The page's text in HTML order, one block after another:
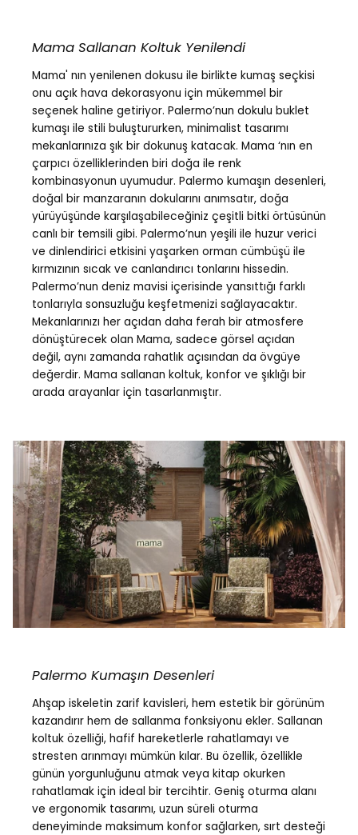
Mama Sallanan Koltuk Yenilendi
Mama' nın yenilenen dokusu ile birlikte kumaş seçkisi
onu açık hava dekorasyonu için mükemmel bir
seçenek haline getiriyor. Palermo’nun dokulu buklet
kumaşı ile stili buluştururken, minimalist tasarımı
mekanlarınıza şık bir dokunuş katacak. Mama ‘nın en
çarpıcı özelliklerinden biri doğa ile renk
kombinasyonun uyumudur. Palermo kumaşın desenleri,
doğal bir manzaranın dokularını anımsatır, doğa
yürüyüşünde karşılaşabileceğiniz çeşitli bitki örtüsünün
canlı bir temsili gibi. Palermo’nun yeşili ile huzur verici
ve dinlendirici etkisini yaşarken orman cümbüşü ile
kırmızının sıcak ve canlandırıcı tonlarını hissedin.
Palermo’nun deniz mavisi içerisinde yansıttığı farklı
tonlarıyla sonsuzluğu keşfetmenizi sağlayacaktır.
Mekanlarınızı her açıdan daha ferah bir atmosfere
dönüştürecek olan Mama, sadece görsel açıdan
değil, aynı zamanda rahatlık açısından da övgüye
değerdir. Mama sallanan koltuk, konfor ve şıklığı bir
arada arayanlar için tasarlanmıştır.
Palermo Kumaşın Desenleri
Ahşap iskeletin zarif kavisleri, hem estetik bir görünüm
kazandırır hem de sallanma fonksiyonu ekler. Sallanan
koltuk özelliği, hafif hareketlerle rahatlamayı ve
stresten arınmayı mümkün kılar. Bu özellik, özellikle
günün yorgunluğunu atmak veya kitap okurken
rahatlamak için ideal bir tercihtir. Geniş oturma alanı
ve ergonomik tasarımı, uzun süreli oturma
deneyiminde maksimum konfor sağlarken, sırt desteği